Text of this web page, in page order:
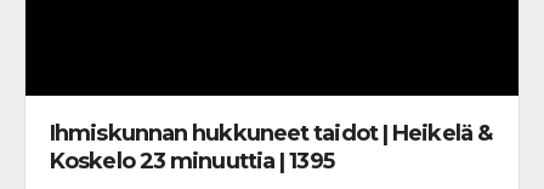
Ihmiskunnan hukkuneet taidot | Heikelä &
Koskelo 23 minuuttia | 1395